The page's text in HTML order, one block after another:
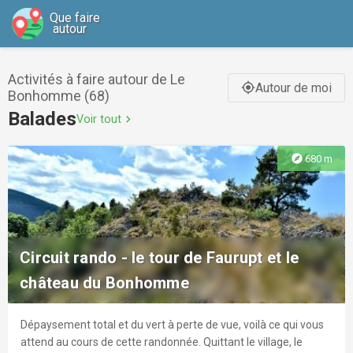
Que faire
autour
Activités à faire autour de Le
Bonhomme (68)
gps_fixedAutour de moi
BaladesVoir tout chevron_right
explore680 m
Circuit rando - le tour de Faurupt et le
château du Bonhomme
Dépaysement total et du vert à perte de vue, voilà ce qui vous
attend au cours de cette randonnée. Quittant le village, le